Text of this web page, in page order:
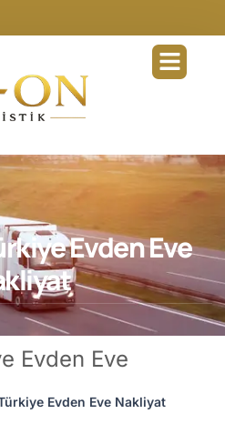
Evden Eve
Evden Eve
Evden Eve Nakliyat